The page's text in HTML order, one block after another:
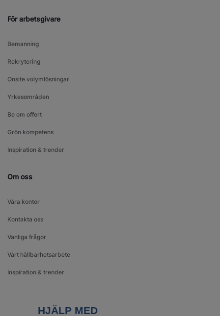
För arbetsgivare
Bemanning
Rekrytering
Onsite volymlösningar
Yrkesområden
Be om offert
Grön kompetens
Inspiration & trender
Om oss
Våra kontor
Kontakta oss
Vanliga frågor
Vårt hållbarhetsarbete
Inspiration & trender